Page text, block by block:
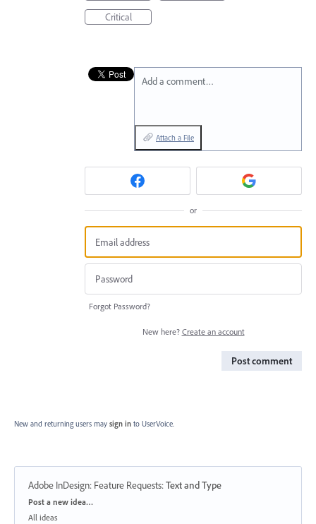
Critical
Add a comment…
Attach a File
or
Forgot Password?
New here? Create an account
Post comment
New and returning users may sign in to UserVoice.
Adobe InDesign: Feature Requests:Text and Type
Categories
Post a new idea…
All ideas